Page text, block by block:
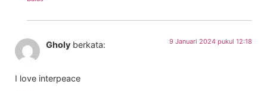
Gholy berkata: 9 Januari 2024 pukul 12:18
I love interpeace